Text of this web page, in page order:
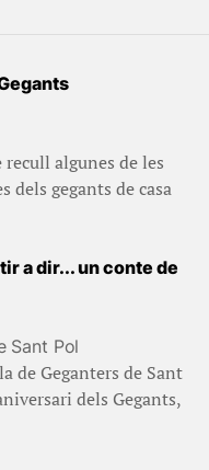
algunes de les
dels gegants de casa
a dir... un conte de
Sant Pol
de Geganters de Sant
dels Gegants,